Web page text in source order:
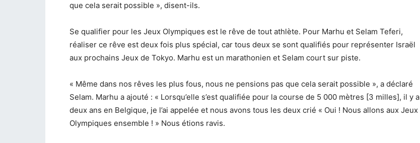
que cela serait possible », disent-ils.
Se qualifier pour les Jeux Olympiques est le rêve de tout athlète. Pour Marhu et Selam Teferi,
réaliser ce rêve est deux fois plus spécial, car tous deux se sont qualifiés pour représenter Israël
aux prochains Jeux de Tokyo. Marhu est un marathonien et Selam court sur piste.
« Même dans nos rêves les plus fous, nous ne pensions pas que cela serait possible », a déclaré
Selam. Marhu a ajouté : « Lorsqu’elle s’est qualifiée pour la course de 5 000 mètres [3 milles], il y a
deux ans en Belgique, je l’ai appelée et nous avons tous les deux crié « Oui ! Nous allons aux Jeux
Olympiques ensemble ! » Nous étions ravis.